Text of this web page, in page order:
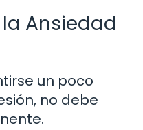
Ansiedad
un poco
no debe